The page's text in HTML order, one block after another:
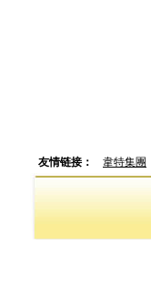
友情链接： 韋特集團